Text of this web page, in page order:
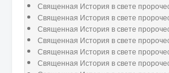
Священная История в свете
Священная История в свете
Священная История в свете
Священная История в свете
Священная История в свете
Священная История в свете